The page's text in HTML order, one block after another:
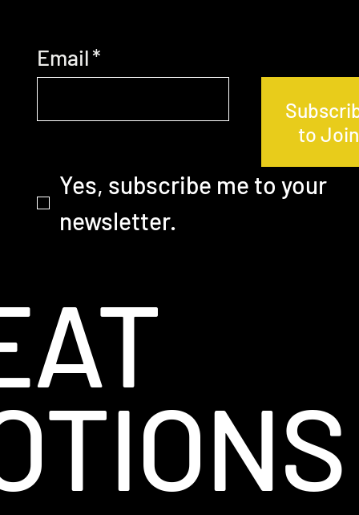
Email*
to
Yes, subscribe me to your
newsletter.